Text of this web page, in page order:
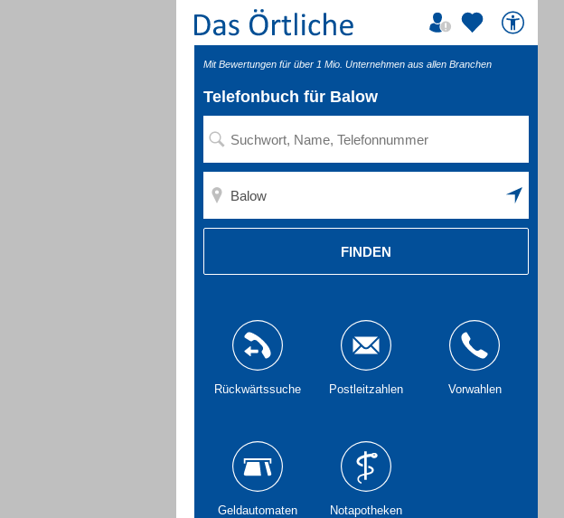
Mit Bewertungen für über 1 Mio. Unternehmen aus allen Branchen
Telefonbuch für Balow
FINDEN
Rückwärtssuche Postleitzahlen Vorwahlen
Geldautomaten Notapotheken